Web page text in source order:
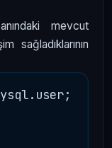
mevcut
sağladıklarının